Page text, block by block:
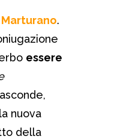
.
essere
nuova
della